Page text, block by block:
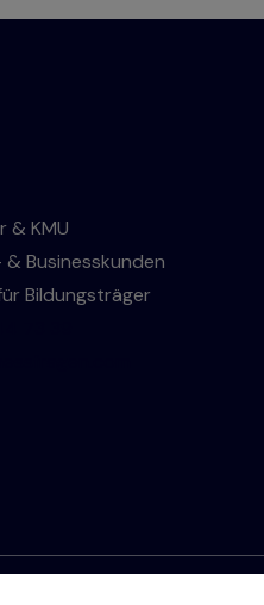
& KMU
Businesskunden
Bildungsträger